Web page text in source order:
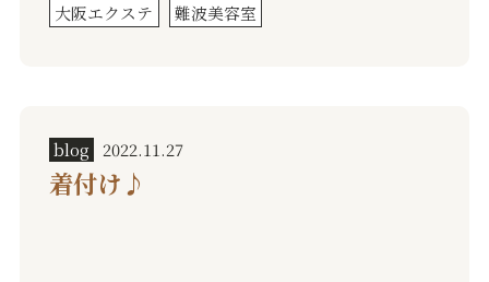
大阪エクステ
難波美容室
blog 2022.11.27
着付け♪︎